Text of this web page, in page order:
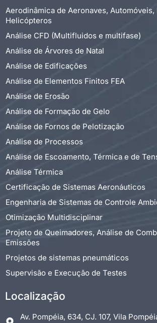
Aerodinâmica de Aeronaves, Automóveis,
Helicópteros
Análise CFD (Multifluidos e multifase)
Análise de Árvores de Natal
Análise de Edificações
Análise de Elementos Finitos FEA
Análise de Erosão
Análise de Formação de Gelo
Análise de Fornos de Pelotização
Análise de Processos
Análise de Escoamento, Térmica e de
Análise Térmica
Certificação de Sistemas Aeronáuticos
Engenharia de Sistemas de Controle
Otimização Multidisciplinar
Projeto de Queimadores, Análise de
Emissões
Projetos de sistemas pneumáticos
Supervisão e Execução de Testes
Localização
Av. Pompéia, 634, CJ. 107, Vila